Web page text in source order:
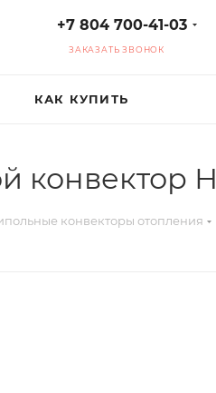
+7 804 700-41-03
ЗАКАЗАТЬ ЗВОНОК
КАК КУПИТЬ
конвектор
конвекторы отопления